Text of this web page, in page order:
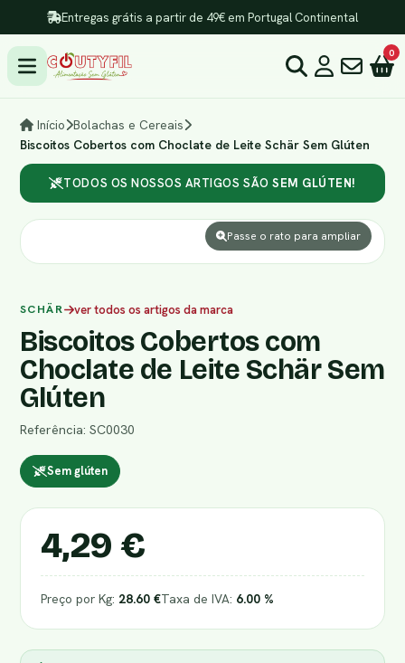
Entregas grátis a partir de 49€ em Portugal Continental
0
Início Bolachas e Cereais
Biscoitos Cobertos com Choclate de Leite Schär Sem Glúten
TODOS OS NOSSOS ARTIGOS SÃO SEM GLÚTEN!
Passe o rato para ampliar
SCHÄR ver todos os artigos da marca
Biscoitos Cobertos com
Choclate de Leite Schär Sem
Glúten
Referência: SC0030
Sem glúten
4,29 €
Preço por Kg: 28.60 €Taxa de IVA: 6.00 %